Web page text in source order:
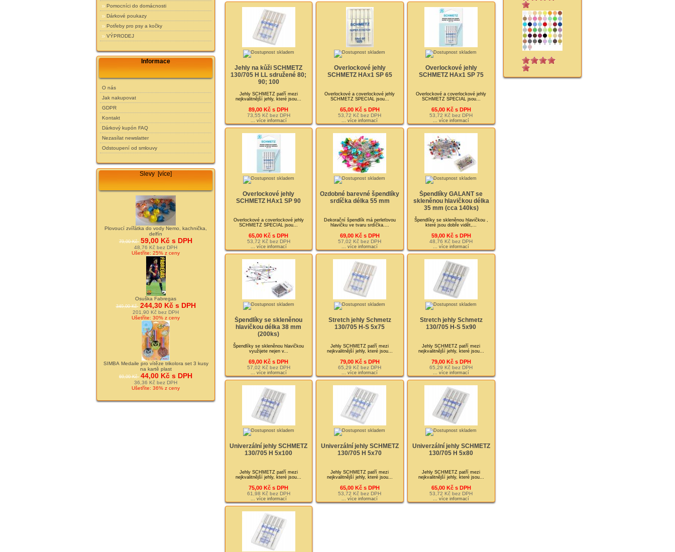
Pomocníci do domácnosti
Dárkové poukazy
Potřeby pro psy a kočky
VÝPRODEJ
Informace
O nás
Jak nakupovat
GDPR
Kontakt
Dárkový kupón FAQ
Nezasílat newslatter
Odstoupení od smlouvy
Slevy [více]
Plovoucí zvířátka do vody Nemo, kachnička,
delfín
79,00 Kč 59,00 Kč s DPH
48,76 Kč bez DPH
Ušetříte: 25% z ceny
Osuška Fabregas
349,00 Kč 244,30 Kč s DPH
201,90 Kč bez DPH
Ušetříte: 30% z ceny
SIMBA Medaile pro vítěze trikolora set 3 kusy
na kartě plast
69,00 Kč 44,00 Kč s DPH
36,36 Kč bez DPH
Ušetříte: 36% z ceny
Jehly na kůži SCHMETZ
130/705 H LL sdružené 80;
90; 100
Jehly SCHMETZ patří mezi
nejkvalitnější jehly, které jsou...
89,00 Kč s DPH
73,55 Kč bez DPH
... více informací
Overlockové jehly
SCHMETZ HAx1 SP 65
Overlockové a coverlockové jehly
SCHMETZ SPECIAL jsou...
65,00 Kč s DPH
53,72 Kč bez DPH
... více informací
Overlockové jehly
SCHMETZ HAx1 SP 75
Overlockové a coverlockové jehly
SCHMETZ SPECIAL jsou...
65,00 Kč s DPH
53,72 Kč bez DPH
... více informací
Overlockové jehly
SCHMETZ HAx1 SP 90
Overlockové a coverlockové jehly
SCHMETZ SPECIAL jsou...
65,00 Kč s DPH
53,72 Kč bez DPH
... více informací
Ozdobné barevné špendlíky
srdíčka délka 55 mm
Dekorační špendlík má perleťovou
hlavičku ve tvaru srdíčka....
69,00 Kč s DPH
57,02 Kč bez DPH
... více informací
Špendlíky GALANT se
skleněnou hlavičkou délka
35 mm (cca 140ks)
Špendlíky se skleněnou hlavičkou ,
které jsou dobře vidět,...
59,00 Kč s DPH
48,76 Kč bez DPH
... více informací
Špendlíky se skleněnou
hlavičkou délka 38 mm
(200ks)
Špendlíky se skleněnou hlavičkou
využijete nejen v...
69,00 Kč s DPH
57,02 Kč bez DPH
... více informací
Stretch jehly Schmetz
130/705 H-S 5x75
Jehly SCHMETZ patří mezi
nejkvalitnější jehly, které jsou...
79,00 Kč s DPH
65,29 Kč bez DPH
... více informací
Stretch jehly Schmetz
130/705 H-S 5x90
Jehly SCHMETZ patří mezi
nejkvalitnější jehly, které jsou...
79,00 Kč s DPH
65,29 Kč bez DPH
... více informací
Univerzální jehly SCHMETZ
130/705 H 5x100
Jehly SCHMETZ patří mezi
nejkvalitnější jehly, které jsou...
75,00 Kč s DPH
61,98 Kč bez DPH
... více informací
Univerzální jehly SCHMETZ
130/705 H 5x70
Jehly SCHMETZ patří mezi
nejkvalitnější jehly, které jsou...
65,00 Kč s DPH
53,72 Kč bez DPH
... více informací
Univerzální jehly SCHMETZ
130/705 H 5x80
Jehly SCHMETZ patří mezi
nejkvalitnější jehly, které jsou...
65,00 Kč s DPH
53,72 Kč bez DPH
... více informací